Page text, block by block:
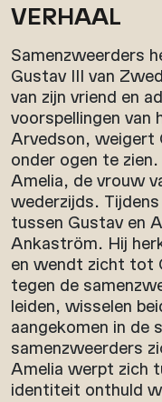
VERHAAL
Samenzweerders
Gustav III van
van zijn vriend en
voorspellingen van
Arvedson, weigert
onder ogen te
Amelia, de vrouw
wederzijds.
tussen Gustav en
Ankaström. Hij
en wendt zicht tot
tegen de
leiden, wisselen
aangekomen in de
samenzweerders
Amelia werpt zich
identiteit onthuld